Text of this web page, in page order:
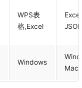
WPS表
格,Excel
Windows
Mac